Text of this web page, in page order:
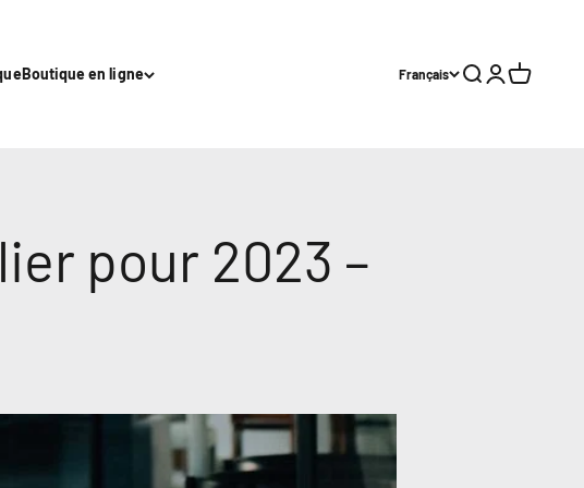
Boutique en ligne Français Recherche
Connexion
Panier
pour 2023 –